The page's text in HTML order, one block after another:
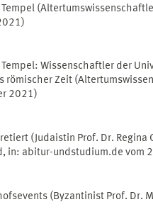
Wissenschaftler der
Zeit
2021)
(Judaistin Prof. Dr. Regina
in: abitur-undstudium.de vom
(Byzantinist Prof. Dr.